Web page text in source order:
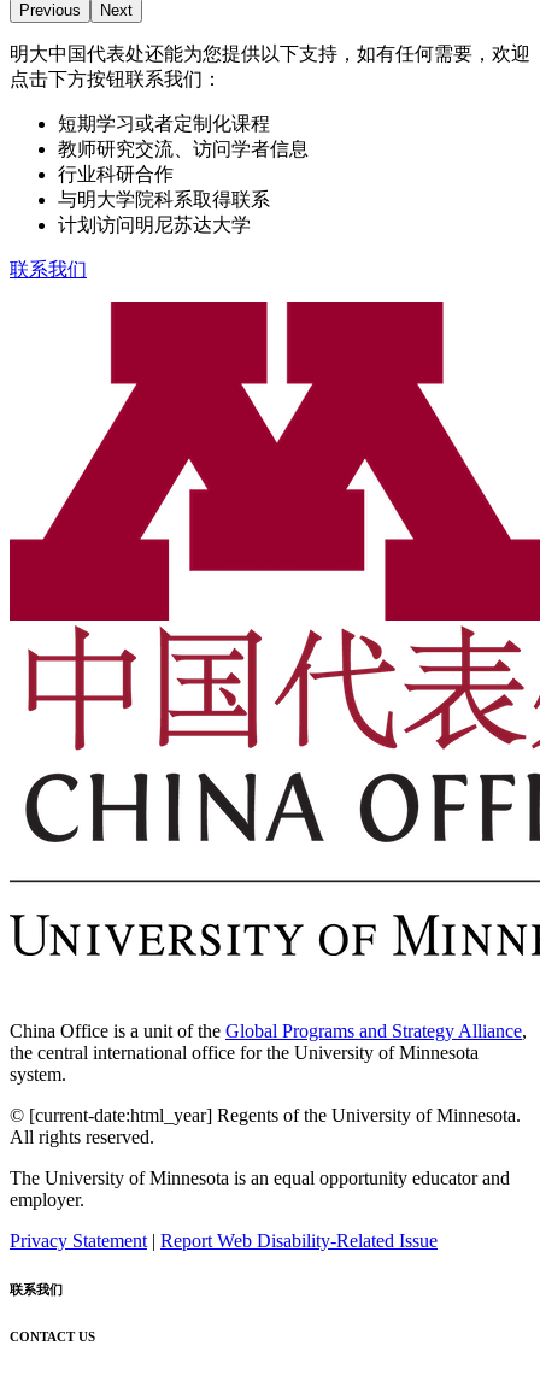
Previous Next
明大中国代表处还能为您提供以下支持，如有任何需要，欢迎
点击下方按钮联系我们：
短期学习或者定制化课程
教师研究交流、访问学者信息
行业科研合作
与明大学院科系取得联系
计划访问明尼苏达大学​
联系我们
China Office is a unit of the Global Programs and Strategy Alliance,
the central international office for the University of Minnesota
system.
© [current-date:html_year] Regents of the University of Minnesota.
All rights reserved.
The University of Minnesota is an equal opportunity educator and
employer.
Privacy Statement | Report Web Disability-Related Issue
联系我们
CONTACT US